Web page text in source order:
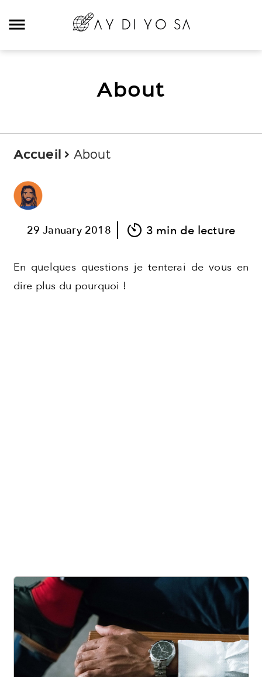
Digital
E-commerce
Food
Pages
About
Accueil About
29January2018 3 min de lecture
En quelques questions je tenterai de vous en
dire plus du pourquoi !